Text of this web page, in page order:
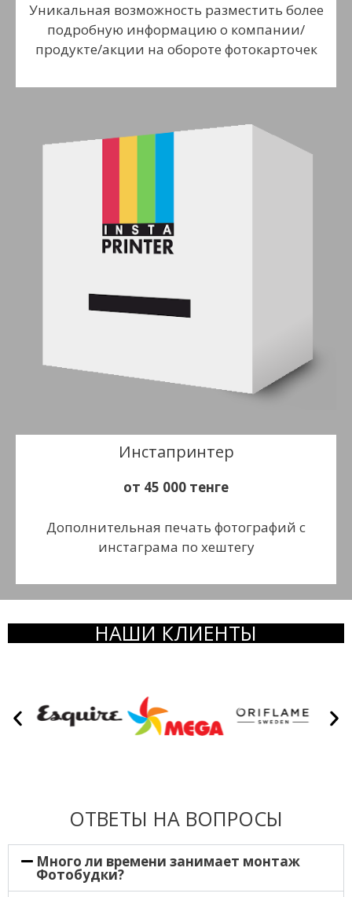
Уникальная возможность разместить более
подробную информацию о компании/
продукте/акции на обороте фотокарточек
Инстапринтер
от 45 000 тенге
Дополнительная печать фотографий с
инстаграма по хештегу
НАШИ КЛИЕНТЫ
ОТВЕТЫ НА ВОПРОСЫ
Много ли времени занимает монтаж
Фотобудки?